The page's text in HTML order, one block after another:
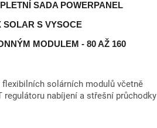
SADA POWERPANEL
SOLAR S VYSOCE
MODULEM - 80 AŽ 160
flexibilních solárních modulů včetně
regulátoru nabíjení a střešní průchodky